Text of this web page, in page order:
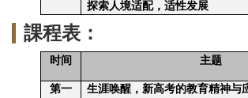
探索人境适配，适性发展
課程表：
时间 主题
第一
生涯唤醒，新高考的教育精神与